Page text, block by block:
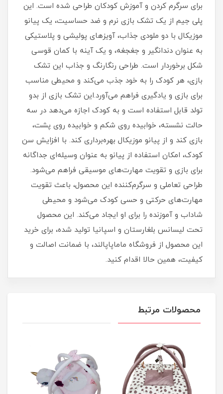
برای سرگرم کردن و آموزش کودکان طراحی شده است. این
پلی جیم از یک تشک بازی نرم و ضد حساسیت، یک پیانو
موزیکال با دو ملودی جذاب، آویزهای پولیشی و پلاستیکی
به عنوان دندانگیر و جغجغه، و یک آینه با کمان قوسی
شکل برخوردار است. طراحی رنگارنگ و جذاب این تشک
بازی، هر کودک را به خود جذب می‌کند و محیطی مناسب
برای بازی و یادگیری فراهم می‌آورد.این تشک بازی از بدو
تولد قابل استفاده است و به کودک اجازه می‌دهد در سه
حالت نشسته، خوابیده روی شکم و خوابیده روی پشت،
بازی کند و از پیانو موزیکال بهره‌برداری کند. با افزایش سن
کودک، امکان استفاده از پیانو به عنوان وسیله‌ای جداگانه
برای بازی و تقویت مهارت‌های موسیقی فراهم می‌شود.
طراحی تعاملی و سرگرم‌کننده این محصول، باعث تقویت
مهارت‌های حرکتی و حسی کودک می‌شود و محیطی
شاداب و آموزنده را برای او ایجاد می‌کند. این محصول
تحت لیسانس بلغارستان و اسپانیا تولید شده، برای خرید
این محصول از فروشگاه ماماپاپالند، با ضمانت اصالت و
کیفیت، همین حالا اقدام کنید.
محصولات مرتبط